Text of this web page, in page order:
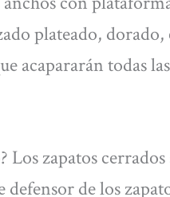
plateado,
acapararán todas
zapatos
de los